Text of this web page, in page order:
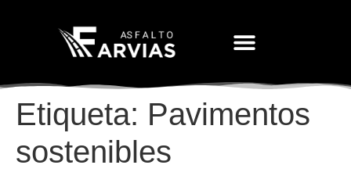
Etiqueta: Pavimentos
sostenibles